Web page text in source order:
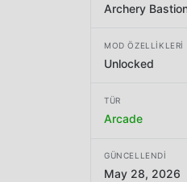
Archery
MOD ÖZELLIKLERI
Unlocked
TÜR
Arcade
GÜNCELLENDI
May 28, 2026